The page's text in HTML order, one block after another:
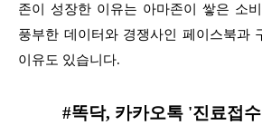
존이 성장한 이유는 아마존이 쌓은 소
풍부한 데이터와 경쟁사인 페이스북과
이유도 있습니다.
#똑닥, 카카오톡 '진료접